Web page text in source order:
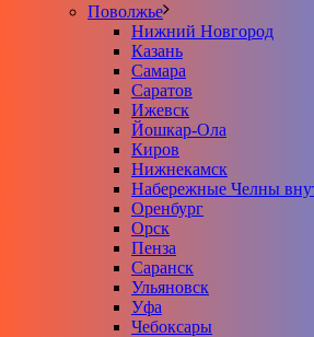
Поволжье
Нижний Новгород
Казань
Самара
Саратов
Ижевск
Йошкар-Ола
Киров
Нижнекамск
Набережные Челны
Оренбург
Орск
Пенза
Саранск
Ульяновск
Уфа
Чебоксары